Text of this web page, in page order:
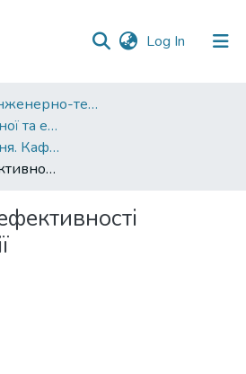
Log In (current)
Факультет інженерно-технологічний
Кафедра механічної та електричної інженерії
Друковані видання. Кафедра механічної та електричної інженерії
Підвищення ефективності очищення олії